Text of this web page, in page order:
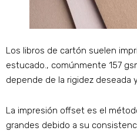
Los libros de cartón suelen
estucado., comúnmente 157
depende de la rigidez deseada
La impresión offset es el
grandes debido a su